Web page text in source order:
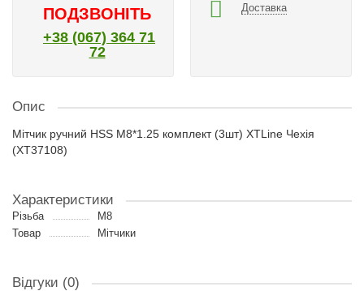
ПОДЗВОНІТЬ
+38 (067) 364 71
72
Доставка
Опис
Мітчик ручний HSS M8*1.25 комплект (3шт) XTLine Чехія
(XT37108)
Характеристики
Різьба
M8
Товар
Мітчики
Відгуки (0)